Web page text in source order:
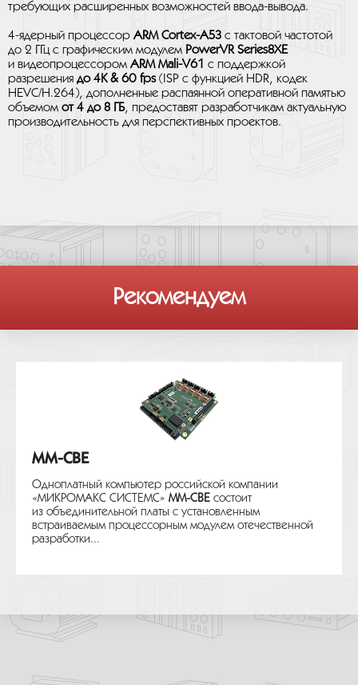
требующих расширенных возможностей ввода-вывода.
4-ядерный процессорARM Cortex-A53 с тактовой частотой
до 2 ГГц с графическим модулем PowerVR Series8XE
и видеопроцессоромARM Mali-V61 с поддержкой
разрешения до 4K & 60 fps(ISP с функцией HDR, кодек
HEVC/H.264), дополненные распаянной оперативной памятью
объемом от 4 до 8 ГБ, предоставят разработчикам актуальную
производительность для перспективных проектов.
Рекомендуем
MM-CBE
Одноплатный компьютер российской компании
«МИКРОМАКС СИСТЕМС» MM-CBE состоит
из объединительной платы с установленным
встраиваемым процессорным модулем отечественной
разработки...